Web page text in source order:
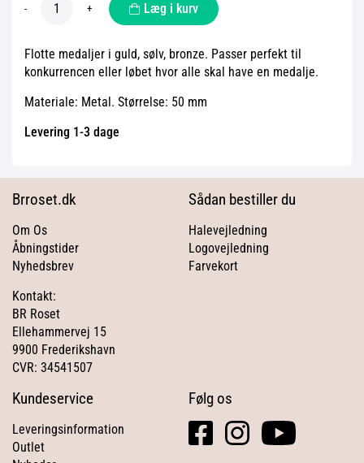
- + Læg i kurv
Flotte medaljer i guld, sølv, bronze. Passer perfekt til
konkurrencen eller løbet hvor alle skal have en medalje.
Materiale: Metal. Størrelse: 50 mm
Levering 1-3 dage
Brroset.dk
Om Os
Åbningstider
Nyhedsbrev
Kontakt:
BR Roset
Ellehammervej 15
9900 Frederikshavn
CVR: 34541507
Sådan bestiller du
Halevejledning
Logovejledning
Farvekort
Kundeservice
Leveringsinformation
Outlet
Følg os
facebook
square
instagramyoutube